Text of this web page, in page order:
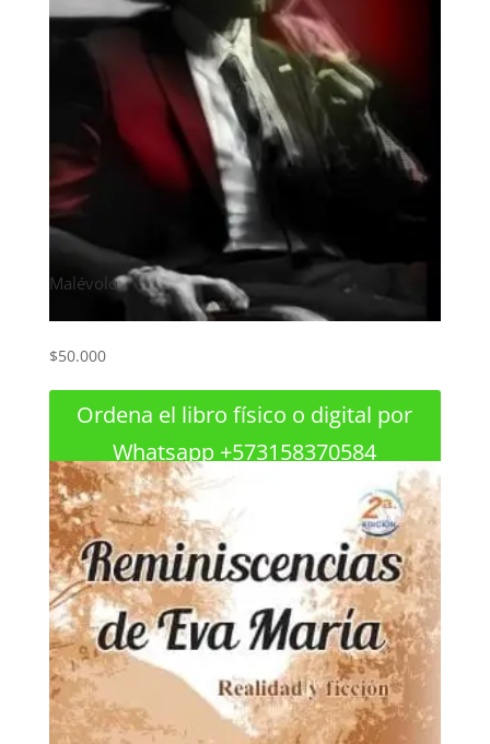
Malévolo
$50.000
Ordena el libro físico o digital por
Whatsapp +573158370584